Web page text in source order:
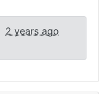
2 years ago